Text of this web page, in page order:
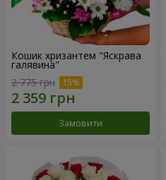
Кошик хризантем "Яскрава
галявина"
2 775 грн
Замовити